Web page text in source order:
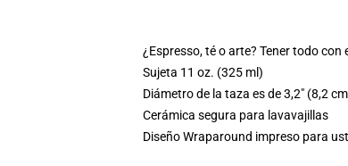
¿Espresso, té o arte? Tener todo
Sujeta 11 oz. (325 ml)
Diámetro de la taza es de 3,2" (8,2
Cerámica segura para lavavajillas
Diseño Wraparound impreso para